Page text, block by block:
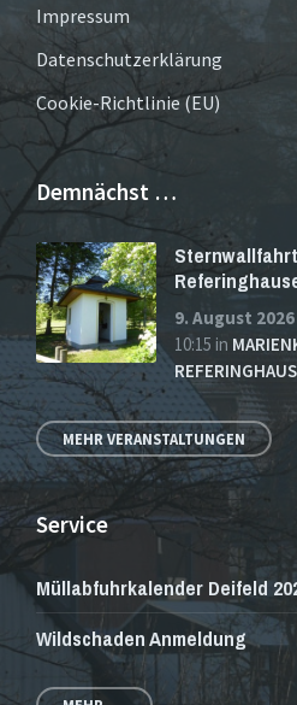
Impressum
Datenschutzerklärung
Cookie-Richtlinie (EU)
Demnächst …
9. August 2026
10:15 in
MEHR VERANSTALTUNGEN
Service
Müllabfuhrkalender Deifeld
Wildschaden Anmeldung